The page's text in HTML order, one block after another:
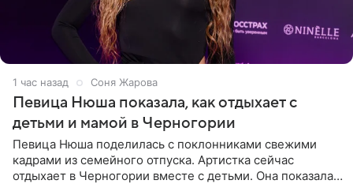
1 час назад Соня Жарова
Певица Нюша показала, как отдыхает с
детьми и мамой в Черногории
Певица Нюша поделилась с поклонниками свежими
кадрами из семейного отпуска. Артистка сейчас
отдыхает в Черногории вместе с детьми. Она показала,